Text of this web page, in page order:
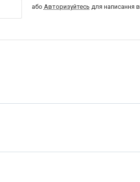
або Авторизуйтесь для написання